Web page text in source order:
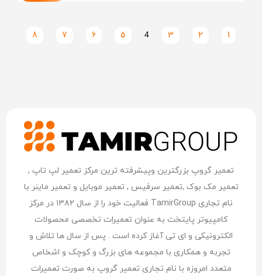
1
2
3
4
5
6
7
8
تعمیر گروپ بزرگترین وپیشرفته ترین مرکز تعمیر لپ تاپ ,
تعمیر مک بوک ,تعمیر سرفیس , تعمیر موبایل و تعمیر ماینر با
نام تجاری TamirGroup فعالیت خود را از سال ۱۳۸۲ در مرکز
کامپیوتر پایتخت به عنوان تعمیرات تخصصی محصولات
الکترونیکی و ای تی آغاز کرده است . پس از سال ها تلاش و
تجربه و همکاری با مجموعه های بزرگ و کوچک و اشخاص
متعدد امروزه با نام تجاری تعمیر گروپ به صورت تعمیرات